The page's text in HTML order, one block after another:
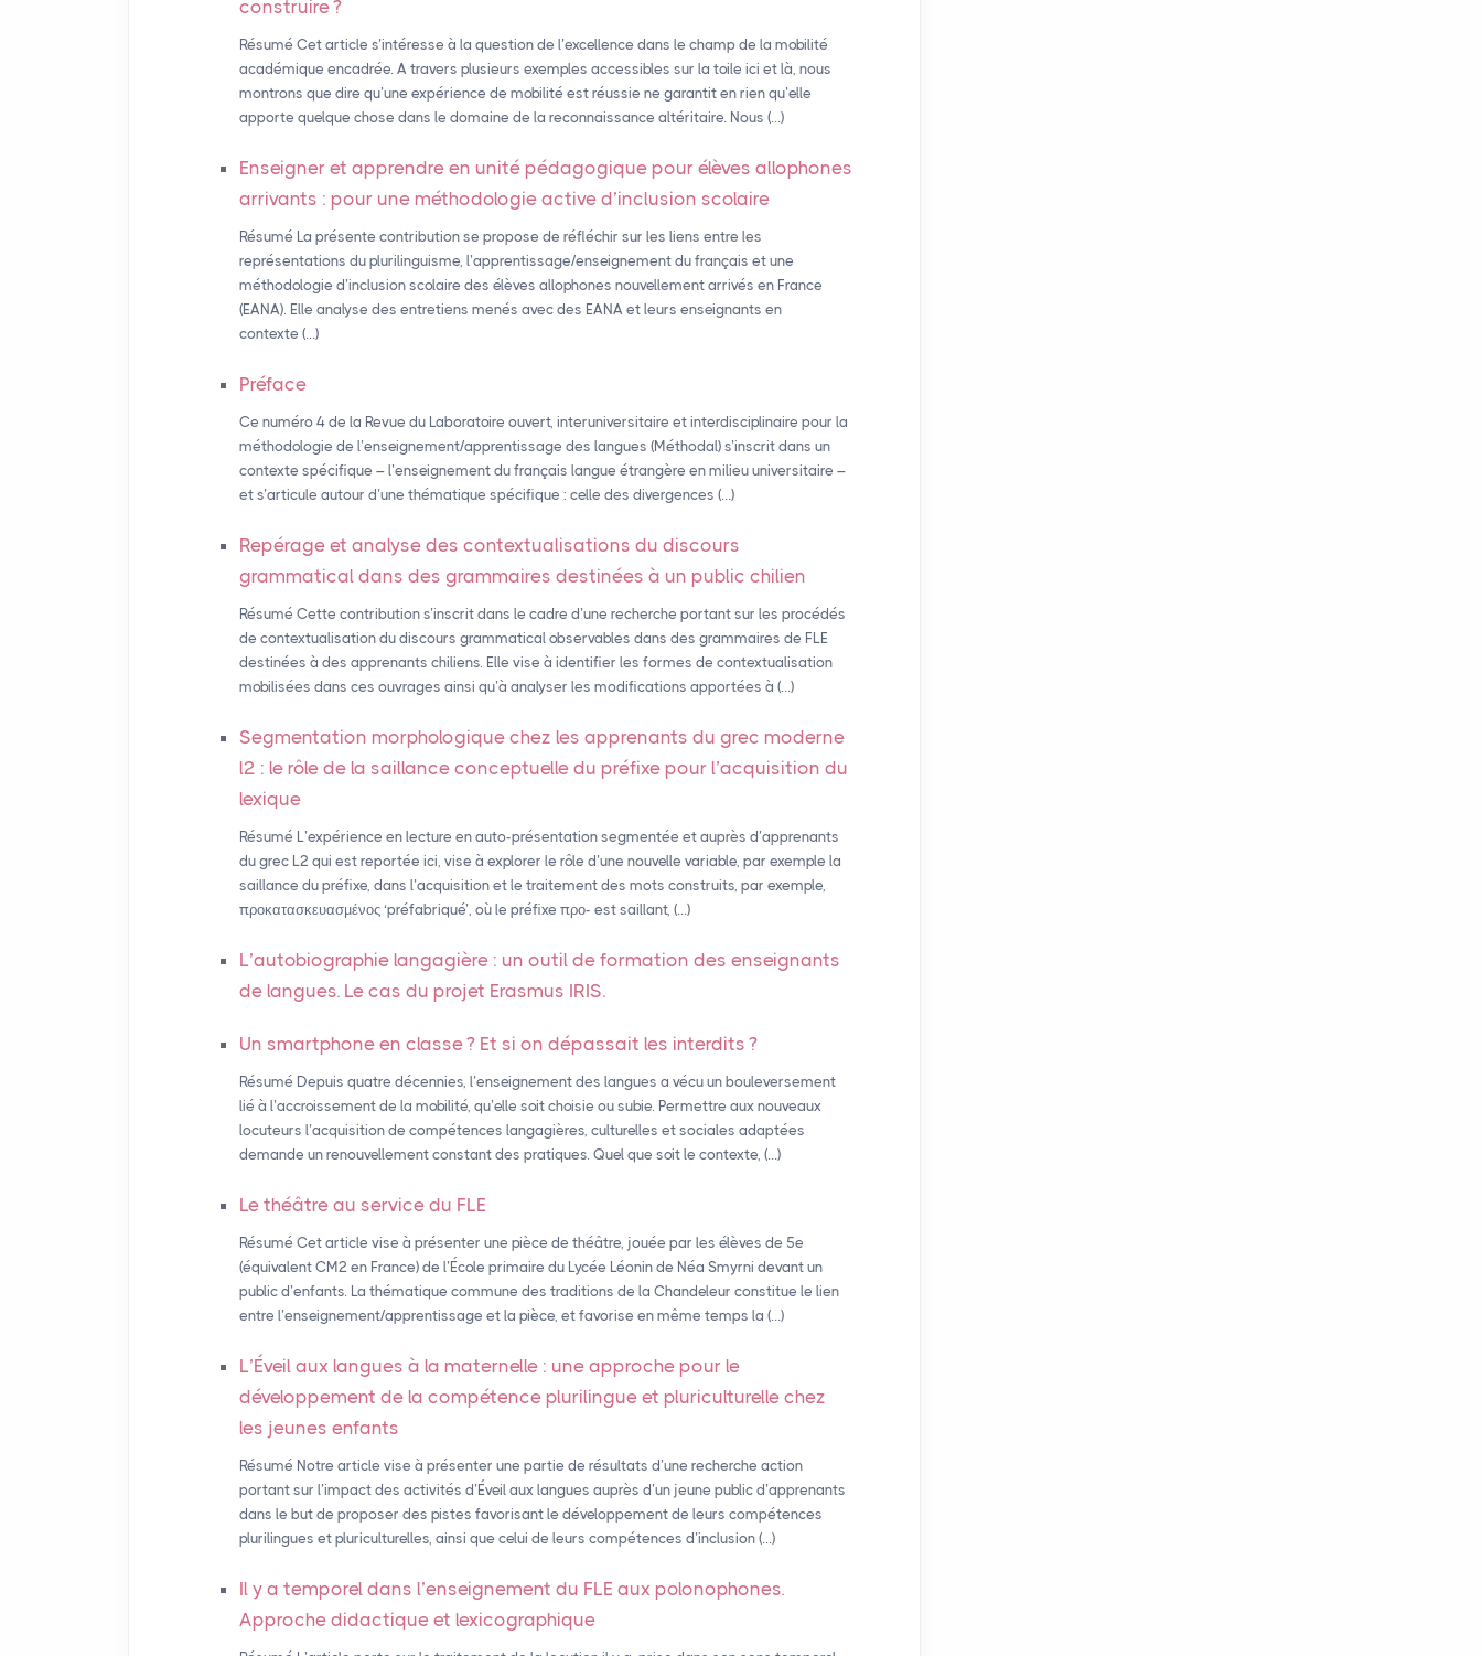
construire?
Résumé Cet article s’intéresse à la question de l’excellence dans le champ de la mobilité
académique encadrée. A travers plusieurs exemples accessibles sur la toile ici et là, nous
montrons que dire qu’une expérience de mobilité est réussie ne garantit en rien qu’elle
apporte quelque chose dans le domaine de la reconnaissance altéritaire. Nous (…)
Enseigner et apprendre en unité pédagogique pour élèves allophones
arrivants : pour une méthodologie active d’inclusion scolaire
Résumé La présente contribution se propose de réfléchir sur les liens entre les
représentations du plurilinguisme, l’apprentissage/enseignement du français et une
méthodologie d’inclusion scolaire des élèves allophones nouvellement arrivés en France
(EANA). Elle analyse des entretiens menés avec des EANA et leurs enseignants en
contexte (…)
Préface
Ce numéro 4 de la Revue du Laboratoire ouvert, interuniversitaire et interdisciplinaire pour la
méthodologie de l’enseignement/apprentissage des langues (Méthodal) s’inscrit dans un
contexte spécifique – l’enseignement du français langue étrangère en milieu universitaire –
et s’articule autour d’une thématique spécifique : celle des divergences (…)
Repérage et analyse des contextualisations du discours
grammatical dans des grammaires destinées à un public chilien
Résumé Cette contribution s’inscrit dans le cadre d’une recherche portant sur les procédés
de contextualisation du discours grammatical observables dans des grammaires de FLE
destinées à des apprenants chiliens. Elle vise à identifier les formes de contextualisation
mobilisées dans ces ouvrages ainsi qu’à analyser les modifications apportées à (…)
Segmentation morphologique chez les apprenants du grec moderne
l2 : le rôle de la saillance conceptuelle du préfixe pour l’acquisition du
lexique
Résumé L’expérience en lecture en auto-présentation segmentée et auprès d’apprenants
du grec L2 qui est reportée ici, vise à explorer le rôle d’une nouvelle variable, par exemple la
saillance du préfixe, dans l’acquisition et le traitement des mots construits, par exemple,
προκατασκευασμένος ‘préfabriqué’, où le préfixe προ- est saillant, (…)
L’autobiographie langagière : un outil de formation des enseignants
de langues. Le cas du projet Erasmus IRIS.
Un smartphone en classe? Et si on dépassait les interdits ?
Résumé Depuis quatre décennies, l’enseignement des langues a vécu un bouleversement
lié à l’accroissement de la mobilité, qu’elle soit choisie ou subie. Permettre aux nouveaux
locuteurs l’acquisition de compétences langagières, culturelles et sociales adaptées
demande un renouvellement constant des pratiques. Quel que soit le contexte, (…)
Le théâtre au service du FLE
Résumé Cet article vise à présenter une pièce de théâtre, jouée par les élèves de 5e
(équivalent CM2 en France) de l’École primaire du Lycée Léonin de Néa Smyrni devant un
public d’enfants. La thématique commune des traditions de la Chandeleur constitue le lien
entre l’enseignement/apprentissage et la pièce, et favorise en même temps la (…)
L’Éveil aux langues à la maternelle : une approche pour le
développement de la compétence plurilingue et pluriculturelle chez
les jeunes enfants
Résumé Notre article vise à présenter une partie de résultats d’une recherche action
portant sur l’impact des activités d’Éveil aux langues auprès d’un jeune public d’apprenants
dans le but de proposer des pistes favorisant le développement de leurs compétences
plurilingues et pluriculturelles, ainsi que celui de leurs compétences d’inclusion (…)
Il y a temporel dans l’enseignement du FLE aux polonophones.
Approche didactique et lexicographique